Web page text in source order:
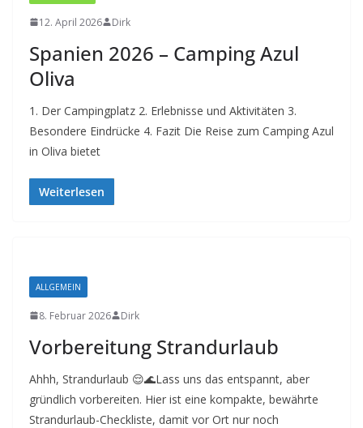
12. April 2026 Dirk
Spanien 2026 – Camping Azul
Oliva
1. Der Campingplatz 2. Erlebnisse und Aktivitäten 3.
Besondere Eindrücke 4. Fazit Die Reise zum Camping Azul
in Oliva bietet
Weiterlesen
ALLGEMEIN
8. Februar 2026 Dirk
Vorbereitung Strandurlaub
Ahhh, Strandurlaub 😌🌊Lass uns das entspannt, aber
gründlich vorbereiten. Hier ist eine kompakte, bewährte
Strandurlaub-Checkliste, damit vor Ort nur noch